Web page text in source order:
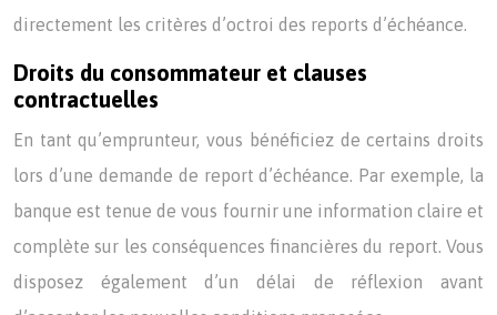
directement les critères d’octroi des reports d’échéance.
Droits du consommateur et clauses
contractuelles
En tant qu’emprunteur, vous bénéficiez de certains droits
lors d’une demande de report d’échéance. Par exemple, la
banque est tenue de vous fournir une information claire et
complète sur les conséquences financières du report. Vous
disposez également d’un délai de réflexion avant